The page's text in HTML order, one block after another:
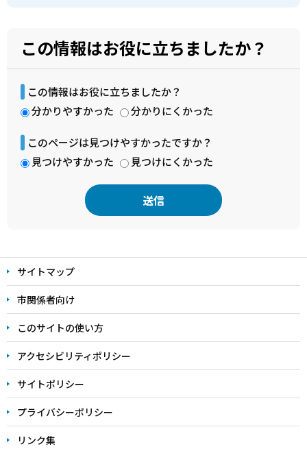
この情報はお役に立ちましたか？
この情報はお役に立ちましたか？
分かりやすかった
分かりにくかった
このページは見つけやすかったですか？
見つけやすかった
見つけにくかった
文
こ
こ
ま
サイトマップ
市関係者向け
このサイトの使い方
アクセシビリティポリシー
サイトポリシー
プライバシーポリシー
リンク集